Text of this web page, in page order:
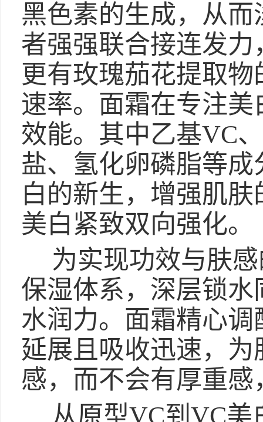
黑色素的生成，从
者强强联合接连发
更有玫瑰茄花提取
速率。面霜在专注
效能。其中乙基VC
盐、氢化卵磷脂等
白的新生，增强肌
美白紧致双向强化。
为实现功效与肤
保湿体系，深层锁
水润力。面霜精心
延展且吸收迅速，
感，而不会有厚重
从原型VC到VC